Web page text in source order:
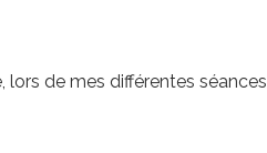
de mes différentes séances